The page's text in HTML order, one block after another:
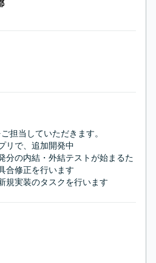
担当していただきます。
リで、追加開発中
分の内結・外結テストが始まるた
合修正を行います
規実装のタスクを行います